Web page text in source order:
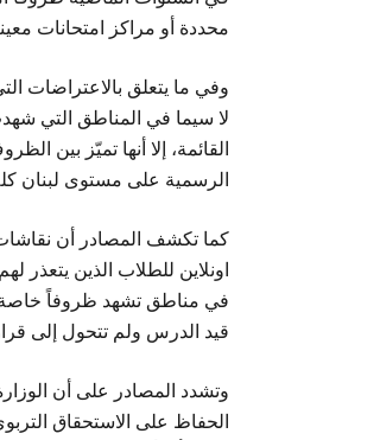
محددة أو مراكز امتحانات
وفي ما يتعلق بالاعتراضات
لا سيما في المناطق التي
القائمة، إلا أنها تميّز بين
الرسمية على مستوى لبنان
كما تكشف المصادر أن
اونلاين للطلاب الذين يتعذر
في مناطق تشهد ظروفاً خاصة
قيد الدرس ولم تتحول إلى
وتشدد المصادر على أن
الحفاظ على الاستحقاق